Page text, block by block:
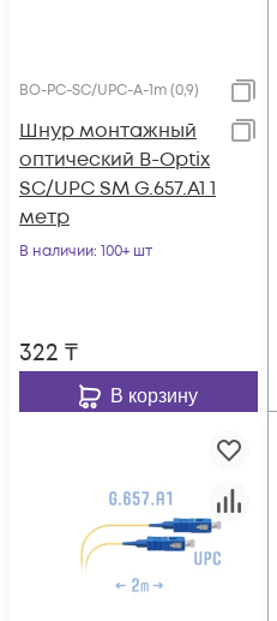
BO-PC-SC/UPC-A-1m (0,9)
Шнур монтажный
оптический B-Optix
SC/UPC SM G.657.A1 1
метр
В наличии: 100+ шт
322 ₸
В корзину